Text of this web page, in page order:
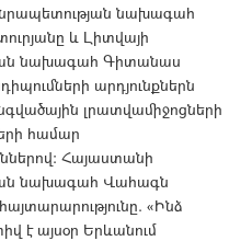
նախագահ
և Լիտվայի
նախագահ Գիտանաս
արդյունքներն
լրատվամիջոցների
համար
Հայաստանի
նախագահ Վահագն
«Ինձ
է այսօր Երևանում